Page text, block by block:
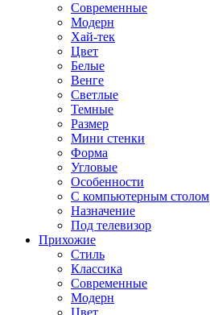
Современные
Модерн
Хай-тек
Цвет
Белые
Венге
Светлые
Темные
Размер
Мини стенки
Форма
Угловые
Особенности
С компьютерным столом
Назначение
Под телевизор
Прихожие
Стиль
Классика
Современные
Модерн
Цвет